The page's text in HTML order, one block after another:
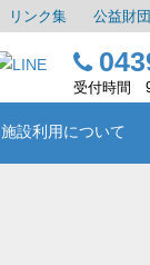
リンク集 公益財
受付時間
施設利用について